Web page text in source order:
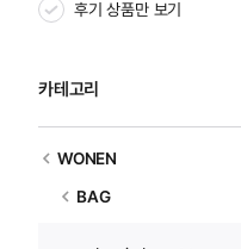
후기 상품만 보기
카테고리
WONEN
BAG